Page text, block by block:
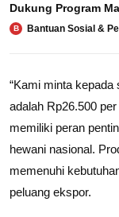
Dukung Program
B Bantuan Sosial &
“Kami minta
adalah Rp26.500
memiliki peran
hewani nasional.
memenuhi
peluang ekspor.